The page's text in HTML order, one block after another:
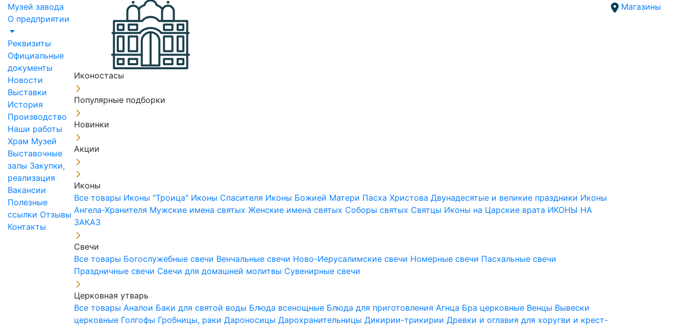
Музей завода
О предприятии
Реквизиты
Официальные
документы
Новости
Выставки
История
Производство
Наши работы
Храм Музей
Выставочные
залы Закупки,
реализация
Вакансии
Полезные
ссылки Отзывы
Контакты
Иконостасы
Популярные подборки
Новинки
Акции
Иконы
Все товары Иконы "Троица" Иконы Спасителя Иконы Божией Матери Пасха ХристоваДвунадесятые и великие праздники Иконы
Ангела-Хранителя Мужские имена святыхЖенские имена святых Соборы святых Святцы Иконы на Царские врата ИКОНЫ НА
ЗАКАЗ
Свечи
Все товары Богослужебные свечи Венчальные свечи Ново-Иерусалимские свечи Номерные свечи Пасхальные свечи
Праздничные свечи Свечи для домашней молитвы Сувенирные свечи
Церковная утварь
Все товарыАналои Баки для святой воды Блюда всенощные Блюда для приготовления Агнца Бра церковные Венцы Вывески
церковные Голгофы Гробницы, ракиДароносицыДарохранительницыДикирии-трикирииДревки и оглавия для хоругви и крест-
Магазины